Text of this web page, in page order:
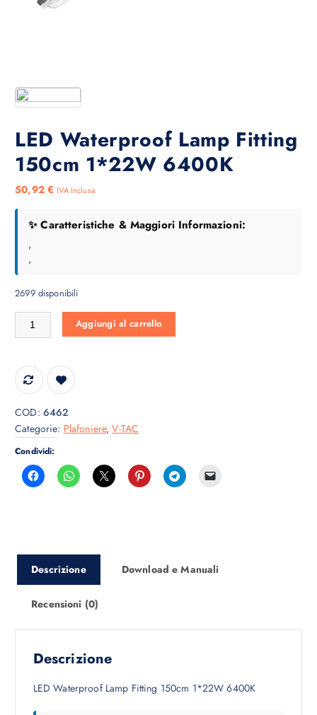
LED Waterproof Lamp Fitting
150cm 1*22W 6400K
50,92 € IVA Inclusa
✨ Caratteristiche & Maggiori Informazioni:
,
,
2699 disponibili
LED Waterproof Lamp Fitting 150cm 1*22W 6400K quantità
Aggiungi al carrello
COD: 6462
Categorie: Plafoniere,V-TAC
Condividi:
Descrizione Download e Manuali
Recensioni (0)
Descrizione
LED Waterproof Lamp Fitting 150cm 1*22W 6400K